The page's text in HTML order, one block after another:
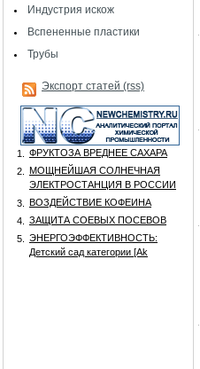
Индустрия искож
Вспененные пластики
Трубы
Экспорт статей (rss)
1.
ФРУКТОЗА ВРЕДНЕЕ САХАРА
2.
МОЩНЕЙШАЯ СОЛНЕЧНАЯ
ЭЛЕКТРОСТАНЦИЯ В РОССИИ
3.
ВОЗДЕЙСТВИЕ КОФЕИНА
4.
ЗАЩИТА СОЕВЫХ ПОСЕВОВ
5.
ЭНЕРГОЭФФЕКТИВНОСТЬ:
Детский сад категории [Аk